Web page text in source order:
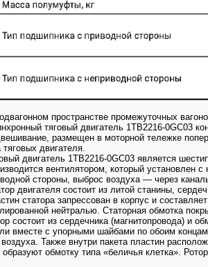
пространстве промежуточных
тяговый двигатель 1TB2216-0GC03
размещен в моторной тележке
тяговых двигателя.
двигатель 1TB2216-0GC03 является
вентилятором, который установлен
стороны, выброс воздуха — через
двигателя состоит из литой станины,
статора запрессован в корпус и
нейтралью. Статорная обмотка
состоит из сердечника (магнитопровода) и
вместе с упорными шайбами по обоим
воздуха. Также внутри пакета пластин
образуют обмотку типа «беличья клетка».